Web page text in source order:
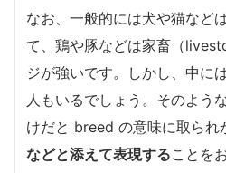
なお、一般的には犬や猫など
て、鶏や豚などは家畜（
ジが強いです。しかし、中に
人もいるでしょう。そのよう
けだと breed の意味に取られ
などと添えて表現することを